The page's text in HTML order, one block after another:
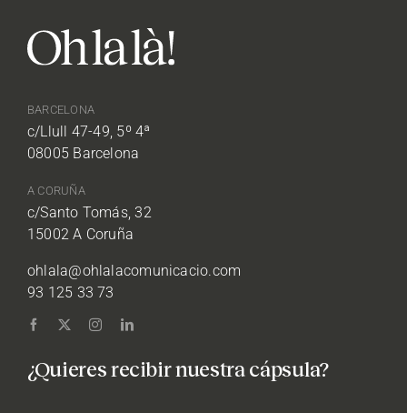
BARCELONA
c/Llull 47-49, 5º 4ª
08005 Barcelona
A CORUÑA
c/Santo Tomás, 32
15002 A Coruña
ohlala@ohlalacomunicacio.com
93 125 33 73
¿Quieres recibir nuestra cápsula?